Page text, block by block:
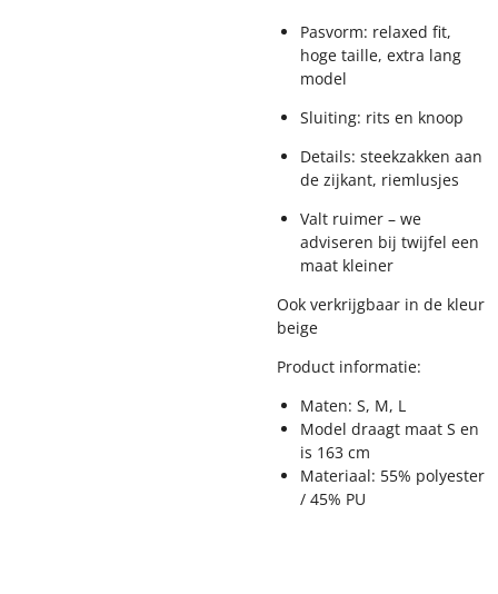
Pasvorm: relaxed fit,
hoge taille, extra lang
model
Sluiting: rits en knoop
Details: steekzakken aan
de zijkant, riemlusjes
Valt ruimer – we
adviseren bij twijfel een
maat kleiner
Ook verkrijgbaar in de kleur
beige
Product informatie:
Maten: S, M, L
Model draagt maat S en
is 163 cm
Materiaal: 55% polyester
/ 45% PU